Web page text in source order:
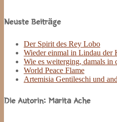
Neuste Beiträge
Der Spirit des Rey Lobo
Wieder einmal in Lindau
Wie es weiterging, damals in
World Peace Flame
Artemisia Gentileschi und
Die Autorin: Marita Ache